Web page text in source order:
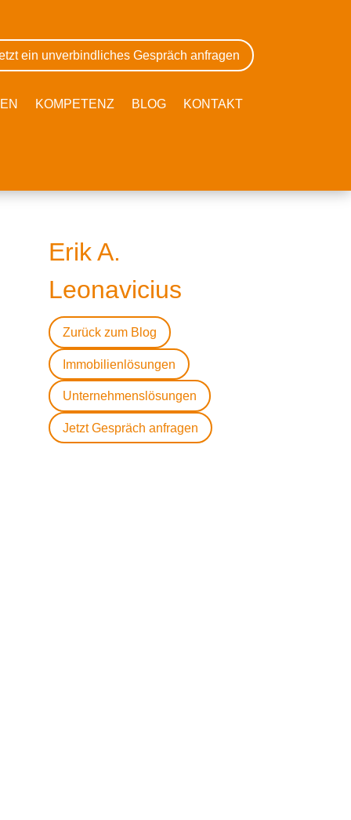
ein unverbindliches Gespräch anfragen
KOMPETENZ BLOG KONTAKT
Erik A.
Leonavicius
Zurück zum Blog
Immobilienlösungen
Unternehmenslösungen
Jetzt Gespräch anfragen